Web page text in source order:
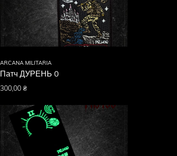
ARCANA MILITARIA
Патч ДУРЕНЬ 0
300,00₴